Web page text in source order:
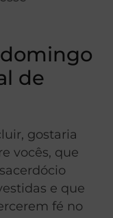
de
gostaria
vocês, que
e que
fé no